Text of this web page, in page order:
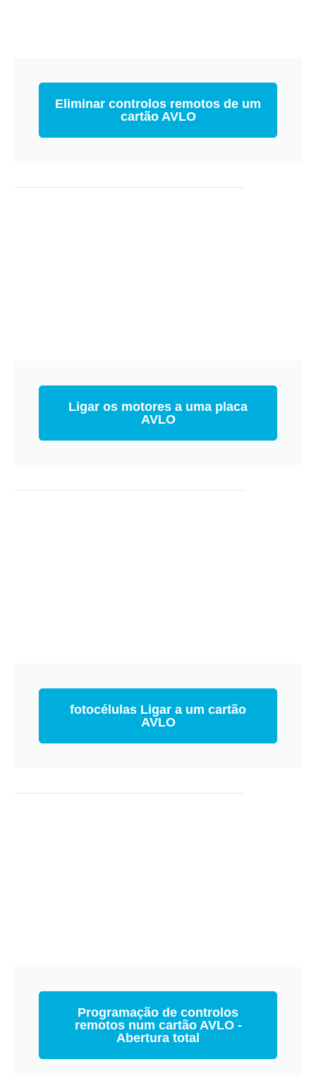
Eliminar controlos remotos de um
cartão AVLO
Ligar os motores a uma placa
AVLO
fotocélulas Ligar a um cartão
AVLO
Programação de controlos
remotos num cartão AVLO -
Abertura total